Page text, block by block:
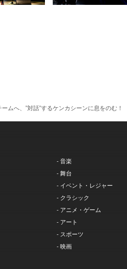
ームへ、”対話”するケンカシーンに息をのむ
- 音楽
- 舞台
- イベント・レジャー
- クラシック
- アニメ・ゲーム
- アート
- スポーツ
- 映画